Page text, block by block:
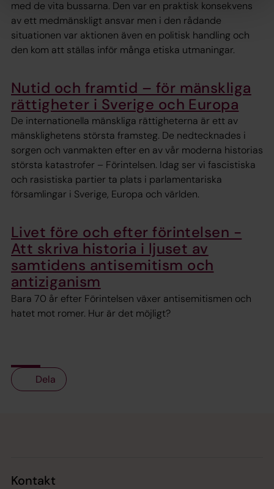
med de vita bussarna. Den var en praktisk konsekvens
av ett medmänskligt ansvar men i den rådande
situationen var aktionen även en politisk handling och
den kom att ställas inför många etiska utmaningar.
Nutid och framtid – för mänskliga
rättigheter i Sverige och Europa
De internationella mänskliga rättigheterna är ett av
mänsklighetens största framsteg. De nedtecknades i
sorgen och vanmakten efter en av vår moderna historias
största katastrofer – Förintelsen. Idag ser vi fascistiska
och rasistiska partier ta plats i parlamentariska
församlingar i Sverige, Europa och världen.
Livet före och efter förintelsen -
Att skriva historia i ljuset av
samtidens antisemitism och
antiziganism
Bara 70 år efter Förintelsen växer antisemitismen och
hatet mot romer. Hur är det möjligt?
Dela
Kontakt